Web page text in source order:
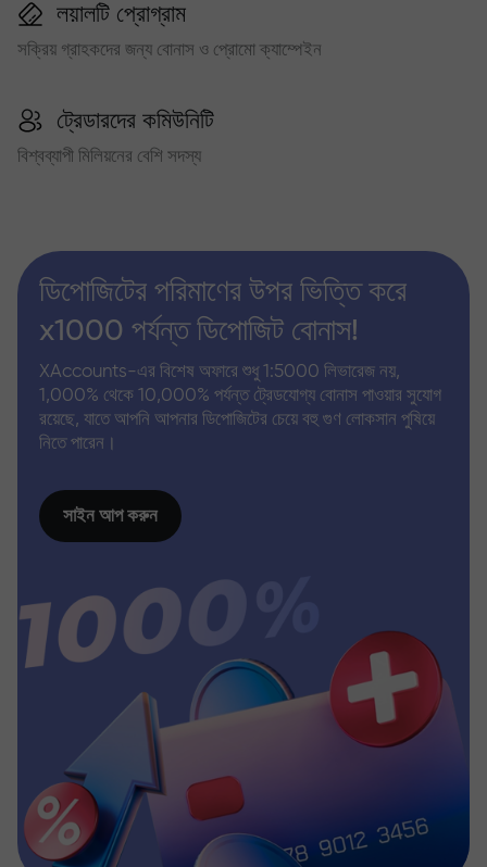
লয়ালটি প্রোগ্রাম
সক্রিয় গ্রাহকদের জন্য বোনাস ও প্রোমো ক্যাম্পেইন
ট্রেডারদের কমিউনিটি
বিশ্বব্যাপী মিলিয়নের বেশি সদস্য
ডিপোজিটের পরিমাণের উপর ভিত্তি করে
x1000 পর্যন্ত ডিপোজিট বোনাস!
XAccounts-এর বিশেষ অফারে শুধু 1:5000 লিভারেজ নয়,
1,000% থেকে 10,000% পর্যন্ত ট্রেডযোগ্য বোনাস পাওয়ার সুযোগ
রয়েছে, যাতে আপনি আপনার ডিপোজিটের চেয়ে বহু গুণ লোকসান পুষিয়ে
নিতে পারেন।
সাইন আপ করুন